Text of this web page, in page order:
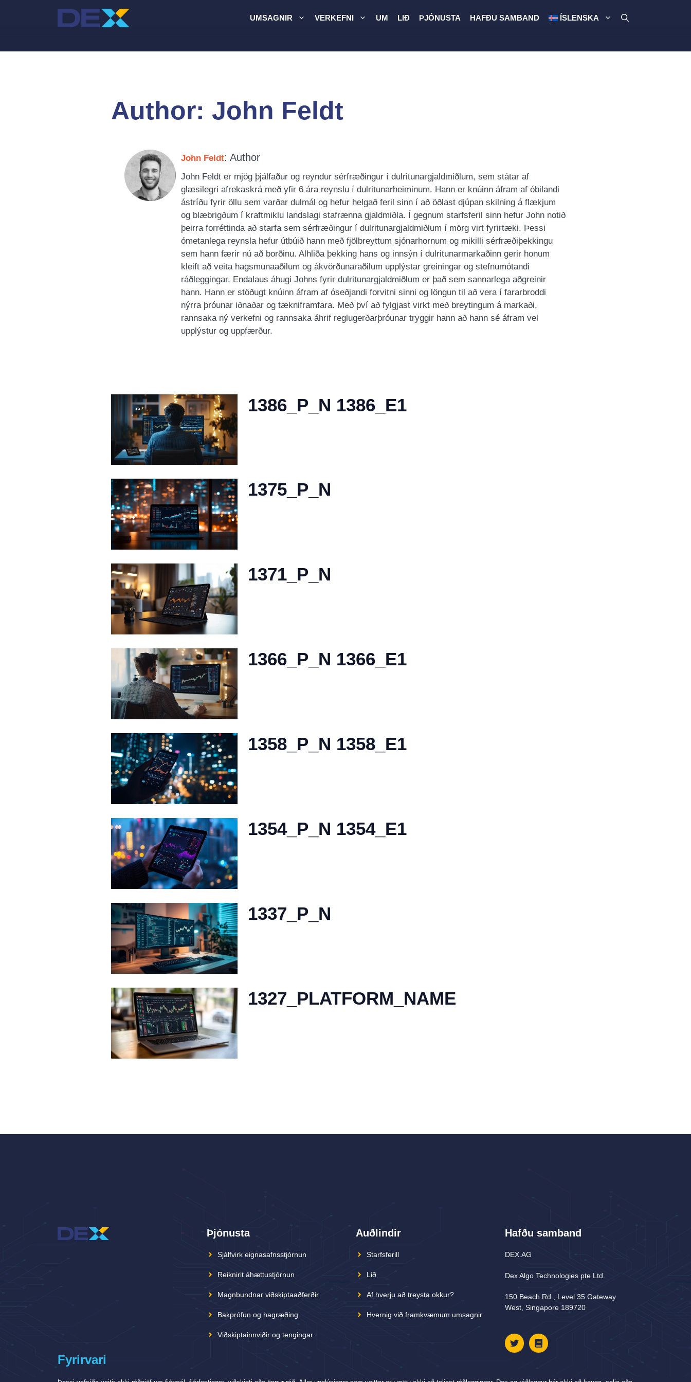
UMSAGNIR VERKEFNI UM LIÐ ÞJÓNUSTA HAFÐU SAMBAND ÍSLENSKA
Author: John Feldt
John Feldt: Author
John Feldt er mjög þjálfaður og reyndur sérfræðingur í dulritunargjaldmiðlum, sem státar af
glæsilegri afrekaskrá með yfir 6 ára reynslu í dulritunarheiminum. Hann er knúinn áfram af óbilandi
ástríðu fyrir öllu sem varðar dulmál og hefur helgað feril sinn í að öðlast djúpan skilning á flækjum
og blæbrigðum í kraftmiklu landslagi stafrænna gjaldmiðla. Í gegnum starfsferil sinn hefur John notið
þeirra forréttinda að starfa sem sérfræðingur í dulritunargjaldmiðlum í mörg virt fyrirtæki. Þessi
ómetanlega reynsla hefur útbúið hann með fjölbreyttum sjónarhornum og mikilli sérfræðiþekkingu
sem hann færir nú að borðinu. Alhliða þekking hans og innsýn í dulritunarmarkaðinn gerir honum
kleift að veita hagsmunaaðilum og ákvörðunaraðilum upplýstar greiningar og stefnumótandi
ráðleggingar. Endalaus áhugi Johns fyrir dulritunargjaldmiðlum er það sem sannarlega aðgreinir
hann. Hann er stöðugt knúinn áfram af óseðjandi forvitni sinni og löngun til að vera í fararbroddi
nýrra þróunar iðnaðar og tækniframfara. Með því að fylgjast virkt með breytingum á markaði,
rannsaka ný verkefni og rannsaka áhrif reglugerðarþróunar tryggir hann að hann sé áfram vel
upplýstur og uppfærður.
1386_P_N 1386_E1
1375_P_N
1371_P_N
1366_P_N 1366_E1
1358_P_N 1358_E1
1354_P_N 1354_E1
1337_P_N
1327_PLATFORM_NAME
Þjónusta
Sjálfvirk eignasafnsstjórnun
Reiknirit áhættustjórnun
Magnbundnar viðskiptaaðferðir
Bakprófun og hagræðing
Viðskiptainnviðir og tengingar
Auðlindir
Starfsferill
Lið
Af hverju að treysta okkur?
Hvernig við framkvæmum umsagnir
Hafðu samband
DEX.AG
Dex Algo Technologies pte Ltd.
150 Beach Rd., Level 35 Gateway
West, Singapore 189720
Fyrirvari